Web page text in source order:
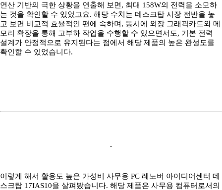
연산 기반의 극한 상황을 연출해 보면, 최대 158W의 전력을 소모하
는 것을 확인할 수 있었고요. 해당 수치는 데스크탑 시장 전반을 놓
고 보면 비교적 효율적인 편에 속하며, 동시에 외장 그래픽카드와 메
모리 확장을 통해 고부하 작업을 수행할 수 있으면서도, 기본 전력
설계가 안정적으로 유지된다는 점에서 해당 제품의 높은 완성도를
확인할 수 있었습니다.
이렇게 해서 활용도 높은 가성비 사무용 PC 레노버 아이디어센터 데
스크탑 17IAS10을 살펴봤습니다. 해당 제품은 사무용 컴퓨터로서의